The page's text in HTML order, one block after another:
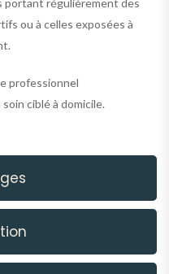
ou à celles exposées à
professionnel
ciblé à domicile.